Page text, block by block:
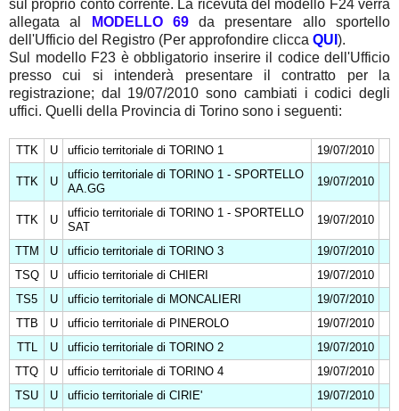
sul proprio conto corrente. La ricevuta del modello F24 verrà
allegata al
MODELLO 69da presentare allo sportello
dell'Ufficio del Registro (Per approfondire clicca QUI ).
Sul modello F23 è obbligatorio inserire il codice dell'Ufficio
presso cui si intenderà presentare il contratto per la
registrazione; dal 19/07/2010 sono cambiati i codici degli
uffici. Quelli della Provincia di Torino sono i seguenti:
TTK U ufficio territoriale di TORINO 1 19/07/2010
TTK U
ufficio territoriale di TORINO 1 - SPORTELLO
AA.GG
19/07/2010
TTK U
ufficio territoriale di TORINO 1 - SPORTELLO
SAT
19/07/2010
TTM U ufficio territoriale di TORINO 3
19/07/2010
TSQ
U ufficio territoriale di CHIERI
19/07/2010
TS5
U ufficio territoriale di MONCALIERI
19/07/2010
TTB
U ufficio territoriale di PINEROLO
19/07/2010
TTL
U ufficio territoriale di TORINO 2
19/07/2010
TTQ
U ufficio territoriale di TORINO 4
19/07/2010
TSU
U ufficio territoriale di CIRIE'
19/07/2010